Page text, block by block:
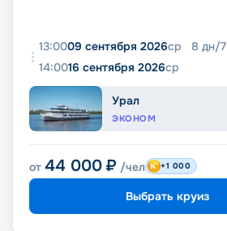
13:0009 сентября 2026ср 8 дн/7
14:0016 сентября 2026ср
Урал
ЭКОНОМ
от 44 000 ₽ /чел +1 000
Выбрать круиз